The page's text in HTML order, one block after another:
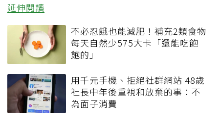
延伸閱讀
不必忍餓也能減肥！補充2類食物
每天自然少575大卡「還能吃飽
飽的」
用千元手機、拒絕社群網站 48歲
社長中年後重視和放棄的事：不
為面子消費